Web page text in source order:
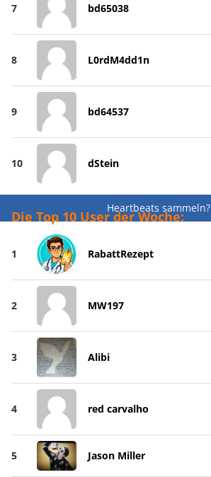
7 bd65038
8 L0rdM4dd1n
9 bd64537
10 dStein
Heartbeats sammeln?
Die Top 10 User der Woche:
1 RabattRezept
2 MW197
3 Alibi
4 red carvalho
5 Jason Miller